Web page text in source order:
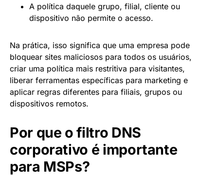
A política daquele grupo, filial, cliente ou
dispositivo não permite o acesso.
Na prática, isso significa que uma empresa pode
bloquear sites maliciosos para todos os usuários,
criar uma política mais restritiva para visitantes,
liberar ferramentas específicas para marketing e
aplicar regras diferentes para filiais, grupos ou
dispositivos remotos.
Por que o filtro DNS
corporativo é importante
para MSPs?